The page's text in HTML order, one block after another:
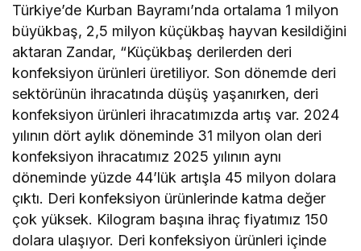
Türkiye’de Kurban Bayramı’nda ortalama 1 milyon
büyükbaş, 2,5 milyon küçükbaş hayvan kesildiğini
aktaran Zandar, “Küçükbaş derilerden deri
konfeksiyon ürünleri üretiliyor. Son dönemde deri
sektörünün ihracatında düşüş yaşanırken, deri
konfeksiyon ürünleri ihracatımızda artış var. 2024
yılının dört aylık döneminde 31 milyon olan deri
konfeksiyon ihracatımız 2025 yılının aynı
döneminde yüzde 44’lük artışla 45 milyon dolara
çıktı. Deri konfeksiyon ürünlerinde katma değer
çok yüksek. Kilogram başına ihraç fiyatımız 150
dolara ulaşıyor. Deri konfeksiyon ürünleri içinde